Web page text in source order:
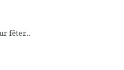
fêter...